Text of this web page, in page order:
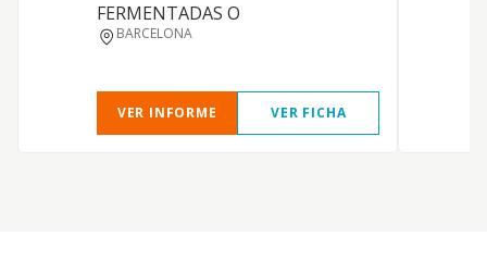
FERMENTADAS O
BARCELONA
VER INFORME VER FICHA